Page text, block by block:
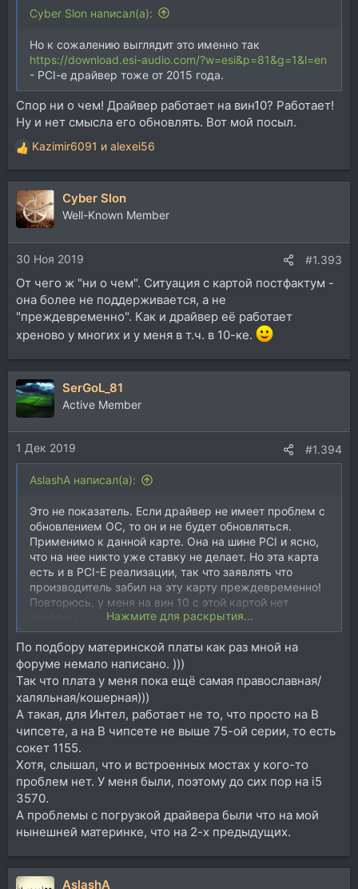
Cyber Slon написал(а):
Но к сожалению выглядит это именно так
https://download.esi-audio.com/?w=esi&p=81&g=1&l=en
- PCI-e драйвер тоже от 2015 года.
Спор ни о чем! Драйвер работает на вин10? Работает!
Ну и нет смысла его обновлять. Вот мой посыл.
Р
е
а
к
ц
и
и
:
Kazimir6091 и alexei56
Cyber Slon
Well-Known Member
30 Ноя 2019 #1.393
От чего ж "ни о чем". Ситуация с картой постфактум -
она более не поддерживается, а не
"преждевременно". Как и драйвер её работает
хреново у многих и у меня в т.ч. в 10-ке.
SerGoL_81
Active Member
1 Дек 2019 #1.394
AslashA написал(а):
Это не показатель. Если драйвер не имеет проблем с
обновлением ОС, то он и не будет обновляться.
Применимо к данной карте. Она на шине PCI и ясно,
что на нее никто уже ставку не делает. Но эта карта
есть и в PCI-E реализации, так что заявлять что
производитель забил на эту карту преждевременно!
Повторюсь, у меня на вин 10 с этой картой нет
А всякие "отвалы" или "недогрузы драйвера" скоре
всего обусловлены "неправильным" подбором
материнской платы т.е. карта работает через мост
PCI>PCI-E. Хотите нативные PCI, покупайте материнки
с "правильным" чипсетом. Например не Z или H, а В
серию. На форуме это обсуждалось. В-серия не
единственная рекомендованная.
Нажмите для раскрытия...
По подбору материнской платы как раз мной на
форуме немало написано. )))
Так что плата у меня пока ещё самая православная/
халяльная/кошерная)))
А такая, для Интел, работает не то, что просто на В
чипсете, а на В чипсете не выше 75-ой серии, то есть
сокет 1155.
Хотя, слышал, что и встроенных мостах у кого-то
проблем нет. У меня были, поэтому до сих пор на i5
3570.
А проблемы с погрузкой драйвера были что на мой
нынешней материнке, что на 2-х предыдущих.
AslashA